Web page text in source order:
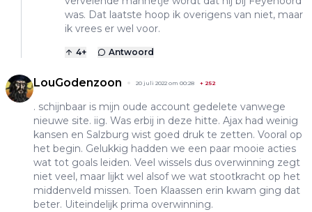
was. Dat laatste hoop ik overigens van niet, maar
ik vrees er wel voor.
4+ Antwoord
LouGodenzoon 20 juli 2022 om 00:28 + 252
. schijnbaar is mijn oude account gedelete vanwege
nieuwe site. iig. Was erbij in deze hitte. Ajax had weinig
kansen en Salzburg wist goed druk te zetten. Vooral op
het begin. Gelukkig hadden we een paar mooie acties
wat tot goals leiden. Veel wissels dus overwinning zegt
niet veel, maar lijkt wel alsof we wat stootkracht op het
middenveld missen. Toen Klaassen erin kwam ging dat
beter. Uiteindelijk prima overwinning.